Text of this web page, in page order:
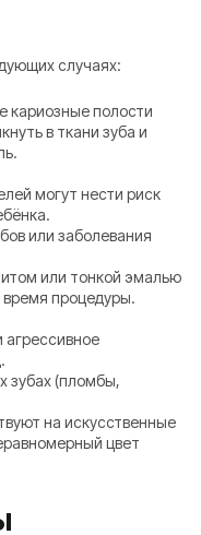
случаях:
кариозные полости
в ткани зуба и
могут нести риск
или заболевания
или тонкой эмалью
процедуры.
зубах (пломбы,
на искусственные
цвет